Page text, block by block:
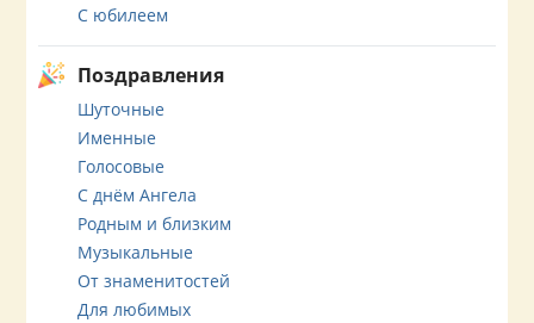
С юбилеем
Поздравления
Шуточные
Именные
Голосовые
С днём Ангела
Родным и близким
Музыкальные
От знаменитостей
Для любимых